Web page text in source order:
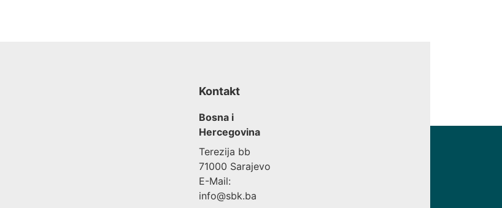
Kontakt
Bosna i
Hercegovina
Terezija bb
71000 Sarajevo
E-Mail:
info@sbk.ba